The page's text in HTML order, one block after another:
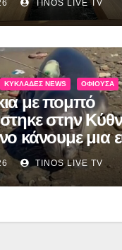
TINOS LIVE TV
ΚΥΚΛΆΔΕΣ NEWS ΟΦΙΟΎΣΑ
με πομπό
στην
κάνουμε μια
TINOS LIVE TV